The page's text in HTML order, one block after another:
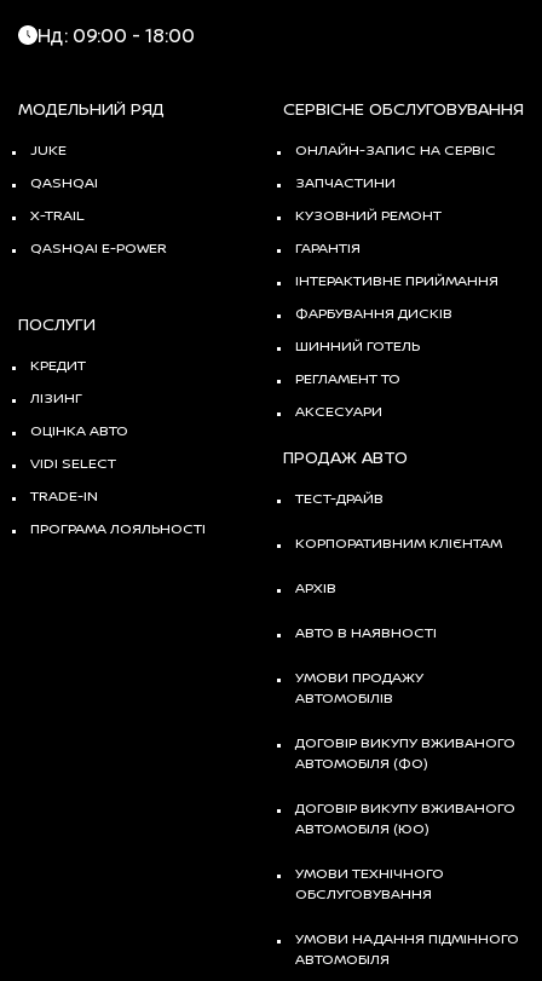
Нд: 09:00 - 18:00
МОДЕЛЬНИЙ РЯД
JUKE
QASHQAI
X-TRAIL
QASHQAI E-POWER
СЕРВІСНЕ ОБСЛУГОВУВАННЯ
ОНЛАЙН-ЗАПИС НА СЕРВІС
ЗАПЧАСТИНИ
КУЗОВНИЙ РЕМОНТ
ГАРАНТІЯ
ІНТЕРАКТИВНЕ ПРИЙМАННЯ
ФАРБУВАННЯ ДИСКІВ
ШИННИЙ ГОТЕЛЬ
РЕГЛАМЕНТ ТО
АКСЕСУАРИ
ПОСЛУГИ
КРЕДИТ
ЛІЗИНГ
ОЦІНКА АВТО
VIDI SELECT
TRADE-IN
ПРОГРАМА ЛОЯЛЬНОСТІ
ПРОДАЖ АВТО
ТЕСТ-ДРАЙВ
КОРПОРАТИВНИМ КЛІЄНТАМ
АРХІВ
АВТО В НАЯВНОСТІ
УМОВИ ПРОДАЖУ
АВТОМОБІЛІВ
ДОГОВІР ВИКУПУ ВЖИВАНОГО
АВТОМОБІЛЯ (ФО)
ДОГОВІР ВИКУПУ ВЖИВАНОГО
АВТОМОБІЛЯ (ЮО)
УМОВИ ТЕХНІЧНОГО
ОБСЛУГОВУВАННЯ
УМОВИ НАДАННЯ ПІДМІННОГО
АВТОМОБІЛЯ